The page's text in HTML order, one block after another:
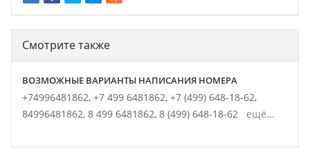
Смотрите также
ВОЗМОЖНЫЕ ВАРИАНТЫ НАПИСАНИЯ НОМЕРА
+74996481862, +7 499 6481862, +7 (499) 648-18-62,
84996481862, 8 499 6481862, 8 (499) 648-18-62 ещё...